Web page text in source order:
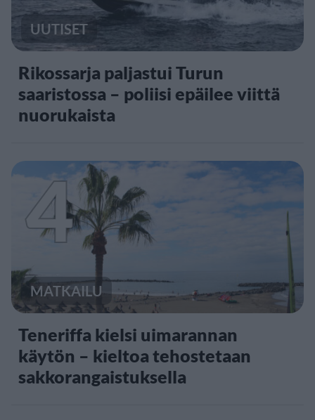
UUTISET
Rikossarja paljastui Turun
saaristossa – poliisi epäilee viittä
nuorukaista
4
MATKAILU
Teneriffa kielsi uimarannan
käytön – kieltoa tehostetaan
sakkorangaistuksella